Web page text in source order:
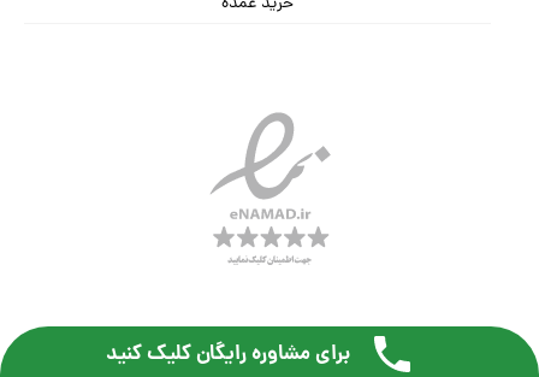
برای مشاوره رایگان کلیک کنید